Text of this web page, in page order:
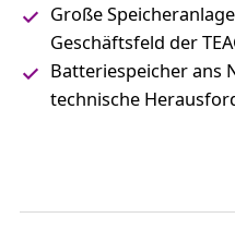
Große
Geschäftsfeld der
Batteriespeicher ans
technische